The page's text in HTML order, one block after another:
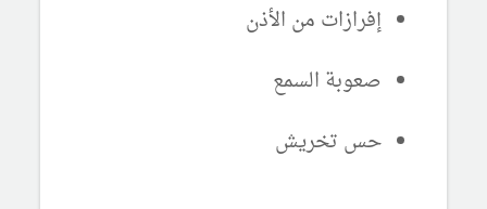
إفرازات من الأذن
صعوبة السمع
حس تخريش